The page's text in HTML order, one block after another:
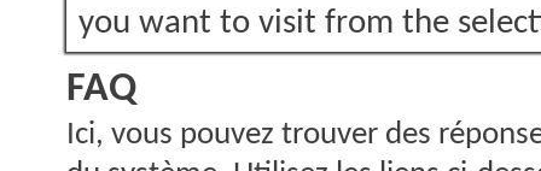
you want to visit from the
FAQ
Ici, vous pouvez trouver des